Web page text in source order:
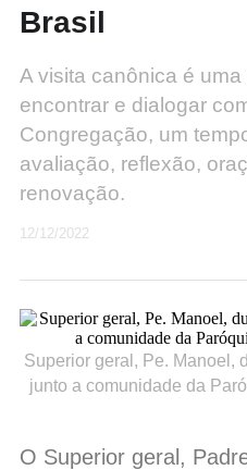
Brasil
A visita canônica é
encontrar e dialogar
Congregação, um
avaliação, reflexão,
renovação.
12/12/2022
Superior geral, Pe. Manoel,
junto a comunidade da
O Superior geral,